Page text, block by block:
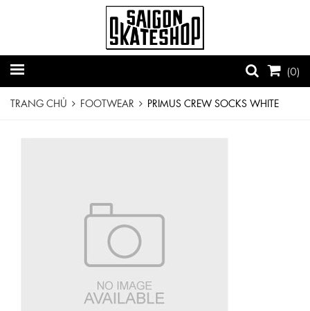
(0)
TRANG CHỦ FOOTWEAR PRIMUS CREW SOCKS WHITE